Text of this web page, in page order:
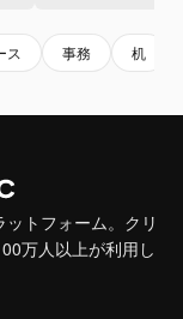
ス 事務 机
トフォーム。クリ
万人以上が利用し